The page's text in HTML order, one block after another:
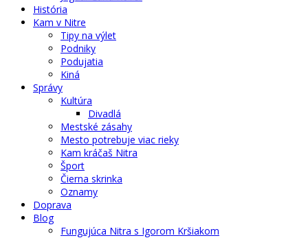
História
Kam v Nitre
Tipy na výlet
Podniky
Podujatia
Kiná
Správy
Kultúra
Divadlá
Mestské zásahy
Mesto potrebuje viac rieky
Kam kráčaš Nitra
Šport
Čierna skrinka
Oznamy
Doprava
Blog
Fungujúca Nitra s Igorom Kršiakom